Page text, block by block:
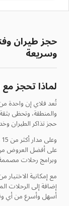
حجز طيران
وسريعة
لماذا تحجز مع Flyin.com؟
تُعد فلاي إن واحدة
والمنطقة، وتحظى
حجز تذاكر الطيران
على أفضل العروض
وبرامج رحلات
إضافة إلى الرحلات
أسهل وأسرع من